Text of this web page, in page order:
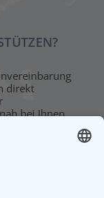
direkt
bei Ihnen.